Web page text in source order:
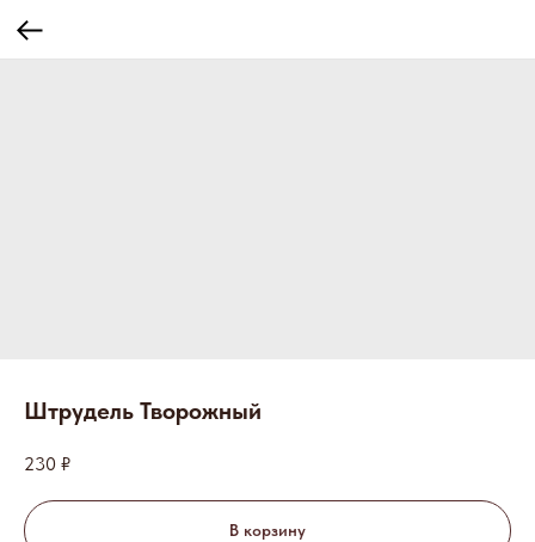
Штрудель Творожный
230 ₽
В корзину